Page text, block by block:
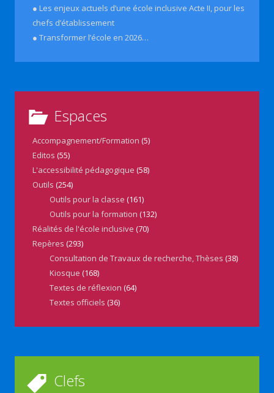
● Les enjeux actuels d’une école inclusive Acte II, pour les
chefs d’établissement
● Transformer l’école en 2026…
Espaces
Accompagnement/Formation (5)
Editos (55)
L'accessibilité pédagogique (58)
Outils (254)
Outils pour la classe (161)
Outils pour la formation (132)
Réalités de l'école inclusive (70)
Repères (293)
Consultation de Travaux de recherche, Thèses (38)
Kiosque (168)
Textes de réflexion (64)
Textes officiels (36)
Clefs